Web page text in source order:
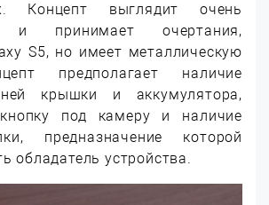
Концепт выглядит очень
и принимает очертания,
S5, но имеет металлическую
предполагает наличие
крышки и аккумулятора,
под камеру и наличие
предназначение которой
обладатель устройства.